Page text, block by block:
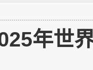
年世